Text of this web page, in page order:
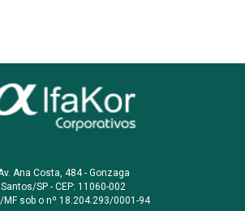
Ana Costa, 484 - Gonzaga
Santos/SP - CEP: 11060-002
MF sob o nº 18.204.293/0001-94